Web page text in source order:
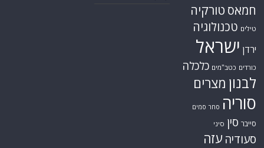
חמאס טורקיה
טילים טכנולוגיה
ירדן ישראל
כורדים כטב"מים כלכלה
לבנון מצרים
סוריה סחר סמים
סייבר סין סיני
סעודיה עזה